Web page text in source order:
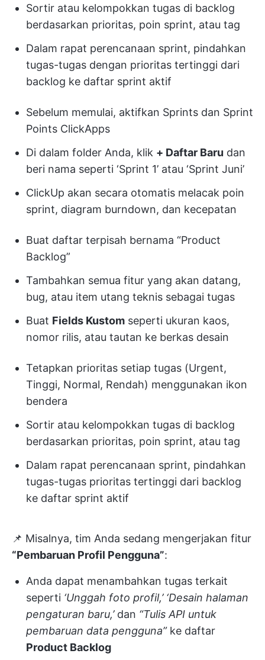
Sortir atau kelompokkan tugas di backlog
berdasarkan prioritas, poin sprint, atau tag
Dalam rapat perencanaan sprint, pindahkan
tugas-tugas dengan prioritas tertinggi dari
backlog ke daftar sprint aktif
Sebelum memulai, aktifkan Sprints dan Sprint
Points ClickApps
Di dalam folder Anda, klik + Daftar Baru dan
beri nama seperti ‘Sprint 1’ atau ‘Sprint Juni’
ClickUp akan secara otomatis melacak poin
sprint, diagram burndown, dan kecepatan
Buat daftar terpisah bernama “Product
Backlog”
Tambahkan semua fitur yang akan datang,
bug, atau item utang teknis sebagai tugas
Buat Fields Kustom seperti ukuran kaos,
nomor rilis, atau tautan ke berkas desain
Tetapkan prioritas setiap tugas (Urgent,
Tinggi, Normal, Rendah) menggunakan ikon
bendera
Sortir atau kelompokkan tugas di backlog
berdasarkan prioritas, poin sprint, atau tag
Dalam rapat perencanaan sprint, pindahkan
tugas-tugas prioritas tertinggi dari backlog
ke daftar sprint aktif
📌 Misalnya, tim Anda sedang mengerjakan fitur
“Pembaruan Profil Pengguna”:
Anda dapat menambahkan tugas terkait
seperti ‘Unggah foto profil,’ ‘Desain halaman
pengaturan baru,’dan “Tulis API untuk
pembaruan data pengguna”ke daftar
Product Backlog